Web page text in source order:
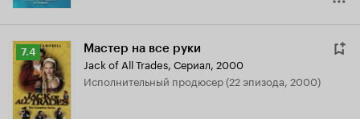
Рейтинг
Кинопоиска
7.4
7.4 Мастер на все руки
Jack of All Trades, Сериал, 2000
исполнительный продюсер (22 эпизода, 2000)